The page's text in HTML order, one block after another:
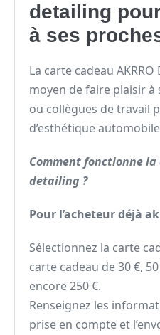
detailing
à ses
La carte cadeau AKRRO
moyen de faire plaisir à
ou collègues de travail
d’esthétique
Comment fonctionne
detailing ?
Pour l’acheteur déjà
Sélectionnez la carte
carte cadeau de 30 €,
encore 250 €.
Renseignez les
prise en compte et